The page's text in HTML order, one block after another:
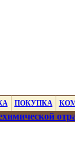
ПОКУПКА